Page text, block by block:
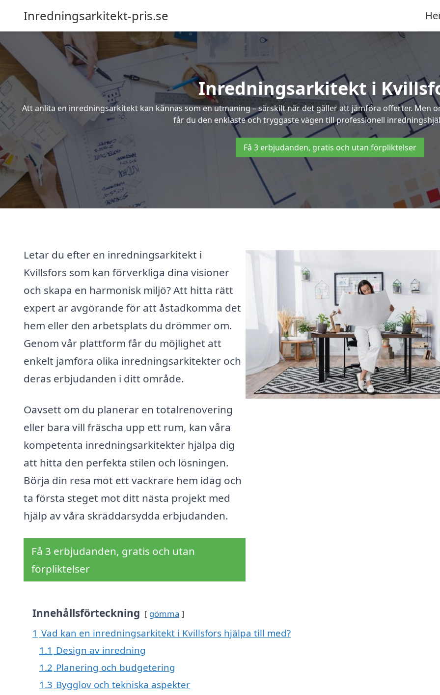
Inredningsarkitekt-pris.se
Inredningsarkitekt i
Att anlita en inredningsarkitekt kan kännas som en utmaning – särskilt när det gäller att jämföra offerter. Men
får du den enklaste och tryggaste vägen till professionell
Få 3 erbjudanden, gratis och utan förpliktelser
Letar du efter en inredningsarkitekt i
Kvillsfors som kan förverkliga dina visioner
och skapa en harmonisk miljö? Att hitta rätt
expert är avgörande för att åstadkomma det
hem eller den arbetsplats du drömmer om.
Genom vår plattform får du möjlighet att
enkelt jämföra olika inredningsarkitekter och
deras erbjudanden i ditt område.
Oavsett om du planerar en totalrenovering
eller bara vill fräscha upp ett rum, kan våra
kompetenta inredningsarkitekter hjälpa dig
att hitta den perfekta stilen och lösningen.
Börja din resa mot ett vackrare hem idag och
ta första steget mot ditt nästa projekt med
hjälp av våra skräddarsydda erbjudanden.
Få 3 erbjudanden, gratis och utan
förpliktelser
Innehållsförteckning gömma
1 Vad kan en inredningsarkitekt i Kvillsfors hjälpa till med?
1.1 Design av inredning
1.2 Planering och budgetering
1.3 Bygglov och tekniska aspekter